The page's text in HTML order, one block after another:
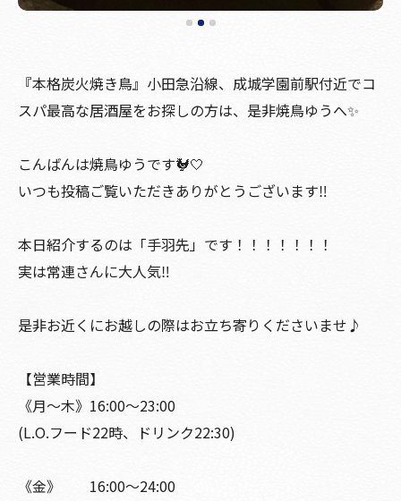
『本格炭火焼き鳥』小田急沿線、成城学園前駅付近でコ
スパ最高な居酒屋をお探しの方は、是非焼鳥ゆうへ✨
こんばんは焼鳥ゆうです🐓🤍
いつも投稿ご覧いただきありがとうございます‼️
本日紹介するのは「手羽先」です！！！！！！！
実は常連さんに大人気‼️
是非お近くにお越しの際はお立ち寄りくださいませ♪
【営業時間】
《月〜木》16:00〜23:00
(L.O.フード22時、ドリンク22:30)
《金》 16:00〜24:00